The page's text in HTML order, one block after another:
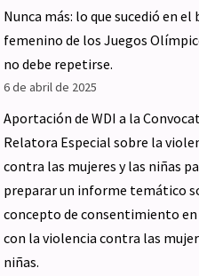
Nunca más: lo que sucedió en el
femenino de los Juegos
no debe repetirse.
6 de abril de 2025
Aportación de WDI a la
Relatora Especial sobre la
contra las mujeres y las niñas
preparar un informe temático
concepto de consentimiento
con la violencia contra las
niñas.